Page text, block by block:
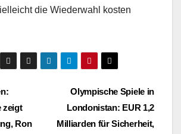
die Wiederwahl kosten
Olympische Spiele in
Londonistan: EUR 1,2
Milliarden für Sicherheit,
zeigt
Ron